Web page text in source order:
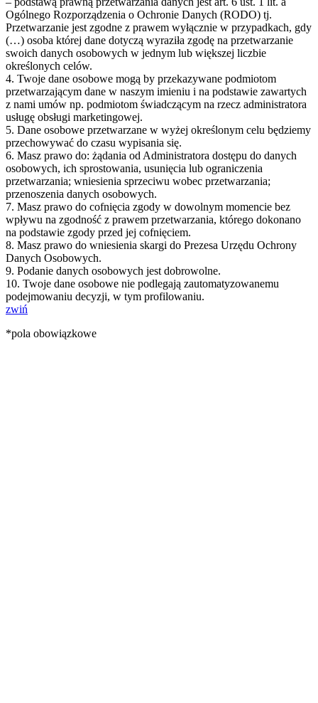
Ogólnego Rozporządzenia o Ochronie Danych (RODO) tj.
Przetwarzanie jest zgodne z prawem wyłącznie w przypadkach, gdy
(…) osoba której dane dotyczą wyraziła zgodę na przetwarzanie
swoich danych osobowych w jednym lub większej liczbie
określonych celów.
4. Twoje dane osobowe mogą by przekazywane podmiotom
przetwarzającym dane w naszym imieniu i na podstawie zawartych
z nami umów np. podmiotom świadczącym na rzecz administratora
usługę obsługi marketingowej.
5. Dane osobowe przetwarzane w wyżej określonym celu będziemy
przechowywać do czasu wypisania się.
6. Masz prawo do: żądania od Administratora dostępu do danych
osobowych, ich sprostowania, usunięcia lub ograniczenia
przetwarzania; wniesienia sprzeciwu wobec przetwarzania;
przenoszenia danych osobowych.
7. Masz prawo do cofnięcia zgody w dowolnym momencie bez
wpływu na zgodność z prawem przetwarzania, którego dokonano
na podstawie zgody przed jej cofnięciem.
8. Masz prawo do wniesienia skargi do Prezesa Urzędu Ochrony
Danych Osobowych.
9. Podanie danych osobowych jest dobrowolne.
10. Twoje dane osobowe nie podlegają zautomatyzowanemu
podejmowaniu decyzji, w tym profilowaniu.
zwiń
*pola obowiązkowe